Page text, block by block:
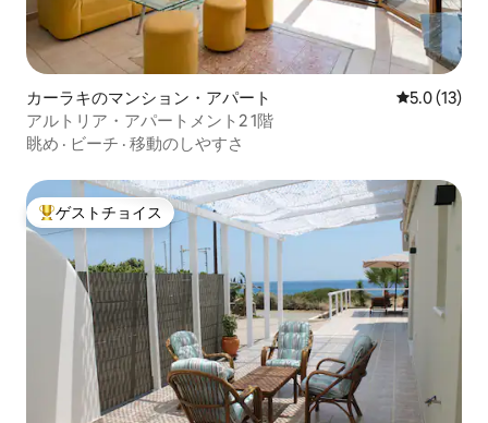
カーラキのマンション・アパート レビュー13
5.0 (13)
アルトリア・アパートメント2 1階
眺め · ビーチ · 移動のしやすさ
大好評のゲストチョイスです。
ゲストチョイス